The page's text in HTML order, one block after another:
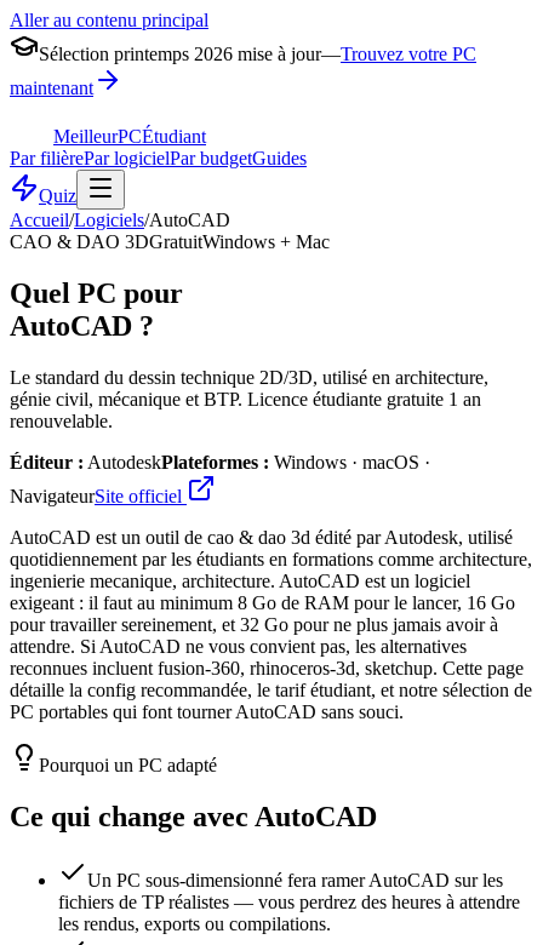
Aller au contenu principal
Sélection printemps 2026 mise à jour—Trouvez votre PC
maintenant
MeilleurPCÉtudiant
Par filièrePar logicielPar budgetGuides
Quiz
Accueil/Logiciels/AutoCAD
CAO & DAO 3DGratuitWindows + Mac
Quel PC pour
AutoCAD ?
Le standard du dessin technique 2D/3D, utilisé en architecture,
génie civil, mécanique et BTP. Licence étudiante gratuite 1 an
renouvelable.
Éditeur : AutodeskPlateformes : Windows · macOS ·
NavigateurSite officiel
AutoCAD est un outil de cao & dao 3d édité par Autodesk, utilisé
quotidiennement par les étudiants en formations comme architecture,
ingenierie mecanique, architecture. AutoCAD est un logiciel
exigeant : il faut au minimum 8 Go de RAM pour le lancer, 16 Go
pour travailler sereinement, et 32 Go pour ne plus jamais avoir à
attendre. Si AutoCAD ne vous convient pas, les alternatives
reconnues incluent fusion-360, rhinoceros-3d, sketchup. Cette page
détaille la config recommandée, le tarif étudiant, et notre sélection de
PC portables qui font tourner AutoCAD sans souci.
Pourquoi un PC adapté
Ce qui change avec AutoCAD
Un PC sous-dimensionné fera ramer AutoCAD sur les
fichiers de TP réalistes — vous perdrez des heures à attendre
les rendus, exports ou compilations.